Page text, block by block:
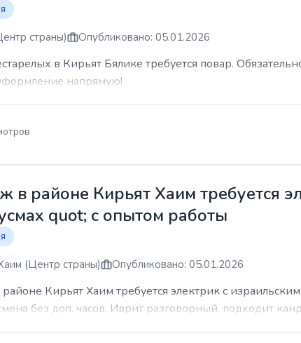
страны) Опубликовано: 05.01.2026
в Кирьят Бялике требуется повар.
напрямую!
в районе Кирьят Хаим требуется
quot; с опытом работы
(Центр страны) Опубликовано: 05.01.2026
Кирьят Хаим требуется электрик с
без доп. часов. Иврит разговорный. подходит